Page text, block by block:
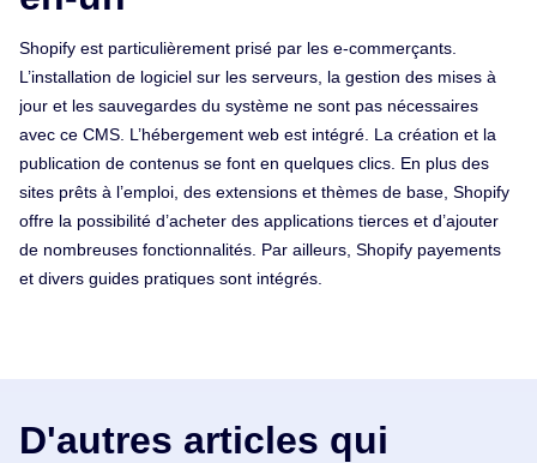
Shopify est particulièrement prisé par les e-commerçants.
L’installation de logiciel sur les serveurs, la gestion des mises à
jour et les sauvegardes du système ne sont pas nécessaires
avec ce CMS. L’hébergement web est intégré. La création et la
publication de contenus se font en quelques clics. En plus des
sites prêts à l’emploi, des extensions et thèmes de base, Shopify
offre la possibilité d’acheter des applications tierces et d’ajouter
de nombreuses fonctionnalités. Par ailleurs, Shopify payements
et divers guides pratiques sont intégrés.
D'autres articles qui